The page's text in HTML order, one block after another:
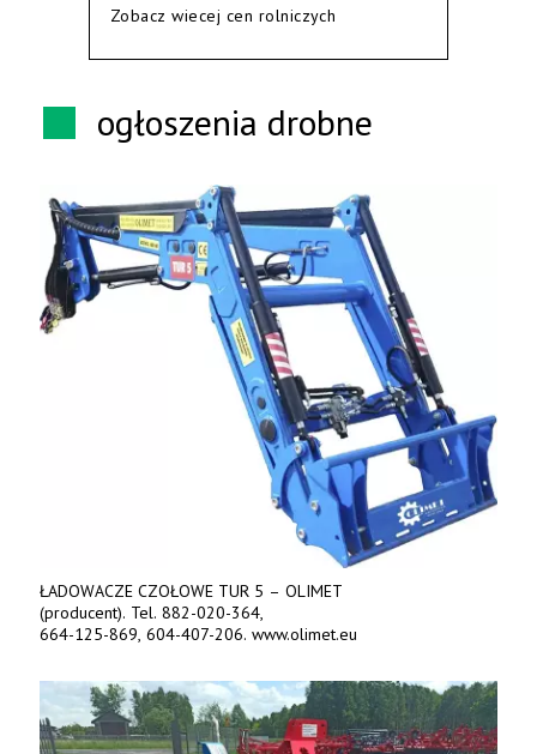
Zobacz wiecej cen rolniczych
ogłoszenia drobne
ŁADOWACZE CZOŁOWE TUR 5 – OLIMET
(producent). Tel. 882-020-364,
664-125-869, 604-407-206. www.olimet.eu